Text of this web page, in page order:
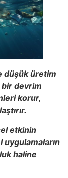
düşük üretim
devrim
korur,
etkinin
uygulamaların
haline